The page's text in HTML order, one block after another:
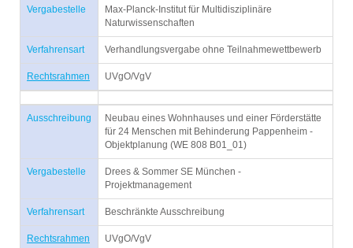
Vergabestelle
Max-Planck-Institut für Multidisziplinäre
Naturwissenschaften
Verfahrensart Verhandlungsvergabe ohne Teilnahmewettbewerb
Rechtsrahmen UVgO/VgV
Ausschreibung
Neubau eines Wohnhauses und einer Förderstätte
für 24 Menschen mit Behinderung Pappenheim -
Objektplanung (WE 808 B01_01)
Vergabestelle
Drees & Sommer SE München -
Projektmanagement
Verfahrensart Beschränkte Ausschreibung
Rechtsrahmen UVgO/VgV